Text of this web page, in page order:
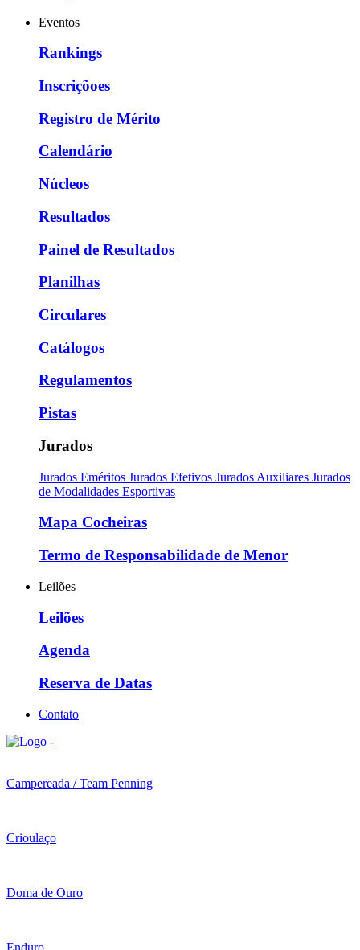
Eventos
Rankings
Inscriçõoes
Registro de Mérito
Calendário
Núcleos
Resultados
Painel de Resultados
Planilhas
Circulares
Catálogos
Regulamentos
Pistas
Jurados
Jurados Eméritos Jurados Efetivos Jurados Auxiliares Jurados
de Modalidades Esportivas
Mapa Cocheiras
Termo de Responsabilidade de Menor
Leilões
Leilões
Agenda
Reserva de Datas
Contato
Campereada / Team Penning
Crioulaço
Doma de Ouro
Enduro